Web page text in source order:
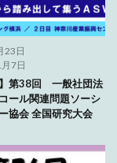
23日
7日
】第38回 一般社団法
ール関連問題ソーシ
協会 全国研究大会